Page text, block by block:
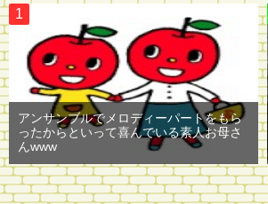
アンサンブルでメロディーパートをもら
ったからといって喜んでいる素人お母さ
んwww